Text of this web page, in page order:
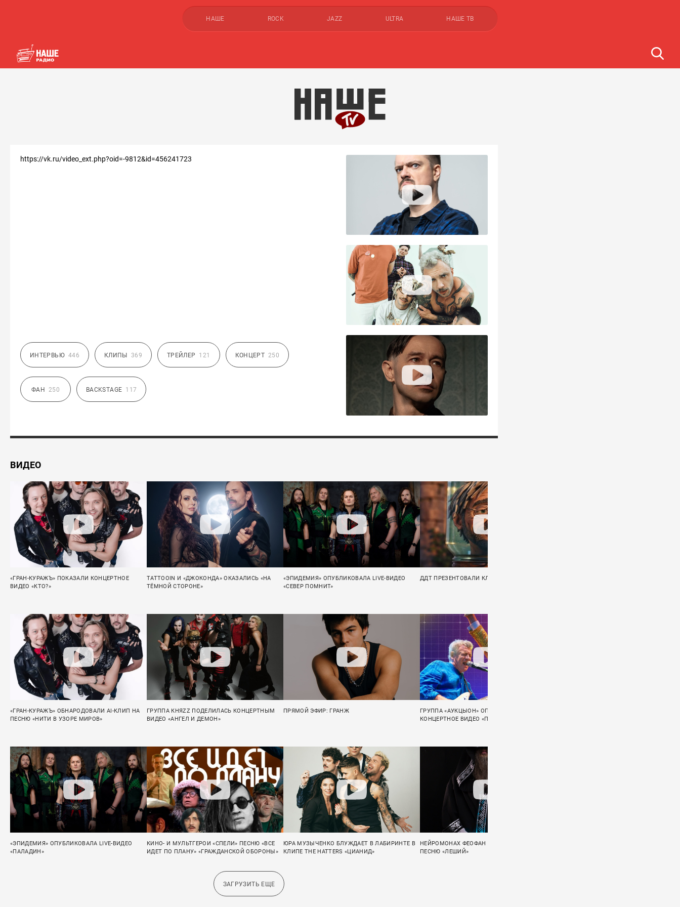
НАШЕ ROCK JAZZ ULTRA НАШЕ ТВ
https://vk.ru/video_ext.php?oid=-9812&id=456241723
ИНТЕРВЬЮ 446 КЛИПЫ 369 ТРЕЙЛЕР 121 КОНЦЕРТ 250
ФАН 250 BACKSTAGE 117
ВИДЕО
«ГРАН-КУРАЖЪ» ПОКАЗАЛИ КОНЦЕРТНОЕ
ВИДЕО «КТО?»
TATTOOIN И «ДЖОКОНДА» ОКАЗАЛИСЬ «НА
ТЁМНОЙ СТОРОНЕ»
«ЭПИДЕМИЯ» ОПУБЛИКОВАЛА LIVE-ВИДЕО
«СЕВЕР ПОМНИТ»
ДДТ ПРЕЗЕНТОВАЛИ КЛИП «ХЕРЬ»
«ГРАН-КУРАЖЪ» ОБНАРОДОВАЛИ AI-КЛИП НА
ПЕСНЮ «НИТИ В УЗОРЕ МИРОВ»
ГРУППА КНЯZZ ПОДЕЛИЛАСЬ КОНЦЕРТНЫМ
ВИДЕО «АНГЕЛ И ДЕМОН»
ПРЯМОЙ ЭФИР: ГРАНЖ
ГРУППА «АУКЦЫОН» ОПУБЛИКОВАЛА
КОНЦЕРТНОЕ ВИДЕО «ПСАЛОМ 37»
«ЭПИДЕМИЯ» ОПУБЛИКОВАЛА LIVE-ВИДЕО
«ПАЛАДИН»
КИНО- И МУЛЬТГЕРОИ «СПЕЛИ» ПЕСНЮ «ВСЕ
ИДЕТ ПО ПЛАНУ» «ГРАЖДАНСКОЙ ОБОРОНЫ»
ЮРА МУЗЫЧЕНКО БЛУЖДАЕТ В ЛАБИРИНТЕ В
КЛИПЕ THE HATTERS «ЦИАНИД»
НЕЙРОМОНАХ ФЕОФАН ЭКРАНИЗИРОВАЛ
ПЕСНЮ «ЛЕШИЙ»
ЗАГРУЗИТЬ ЕЩЕ